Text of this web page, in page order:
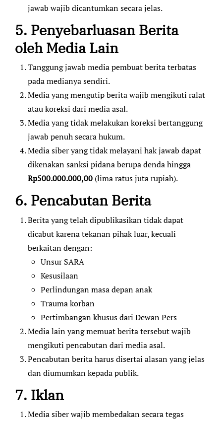
jawab wajib dicantumkan secara jelas.
5. Penyebarluasan Berita
oleh Media Lain
Tanggung jawab media pembuat berita terbatas
pada medianya sendiri.
Media yang mengutip berita wajib mengikuti ralat
atau koreksi dari media asal.
Media yang tidak melakukan koreksi bertanggung
jawab penuh secara hukum.
Media siber yang tidak melayani hak jawab dapat
dikenakan sanksi pidana berupa denda hingga
Rp500.000.000,00(lima ratus juta rupiah).
6. Pencabutan Berita
Berita yang telah dipublikasikan tidak dapat
dicabut karena tekanan pihak luar, kecuali
berkaitan dengan:
Unsur SARA
Kesusilaan
Perlindungan masa depan anak
Trauma korban
Pertimbangan khusus dari Dewan Pers
Media lain yang memuat berita tersebut wajib
mengikuti pencabutan dari media asal.
Pencabutan berita harus disertai alasan yang jelas
dan diumumkan kepada publik.
7. Iklan
Media siber wajib membedakan secara tegas